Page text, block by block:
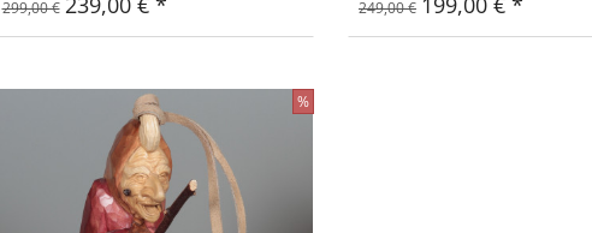
299,00 € 249,00 €
%